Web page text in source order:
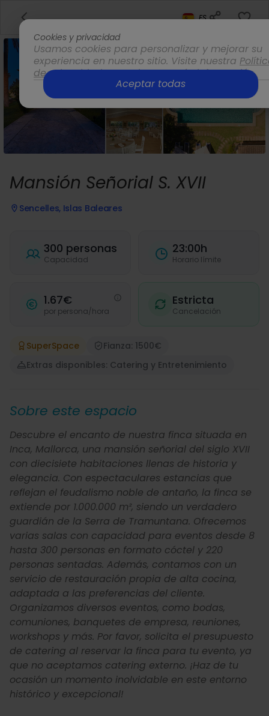
ES
Mansión Señorial S. XVII
Sencelles, Islas Baleares
300 personas
Capacidad
23:00h
Horario límite
1.67€
por persona/hora
Estricta
Cancelación
SuperSpace
Fianza: 1500€
Extras disponibles: Catering y Entretenimiento
Sobre este espacio
Descubre el encanto de nuestra finca situada en
Inca, Mallorca, una mansión señorial del siglo XVII
con diecisiete habitaciones llenas de historia y
elegancia. Con espectaculares estancias que
reflejan el feudalismo noble de antaño, la finca se
extiende por 1.000.000 m², siendo un verdadero
guardián de la Serra de Tramuntana. Ofrecemos
varias salas con capacidad para eventos desde 8
hasta 300 personas en formato cóctel y 220
personas sentadas. Además, contamos con un
servicio de restauración propia de alta cocina,
adaptada a las preferencias del cliente.
Organizamos diversos eventos, como bodas,
comuniones, banquetes de empresa, reuniones,
workshops y más. Por favor, solicita el presupuesto
de catering al reservar la finca para tu evento, ya
que no aceptamos catering externo. ¡Haz de tu
ocasión un momento inolvidable en este entorno
histórico y excepcional!
Cookies y privacidad
Usamos cookies para personalizar y mejorar su
experiencia en nuestro sitio. Visite nuestra
de privacidadpara obtener más información.
Opciones
Aceptar todas